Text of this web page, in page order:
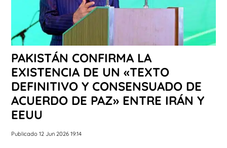
PAKISTÁN CONFIRMA LA
EXISTENCIA DE UN «TEXTO
DEFINITIVO Y CONSENSUADO DE
ACUERDO DE PAZ» ENTRE IRÁN Y
EEUU
Publicado 12 Jun 2026 19:14